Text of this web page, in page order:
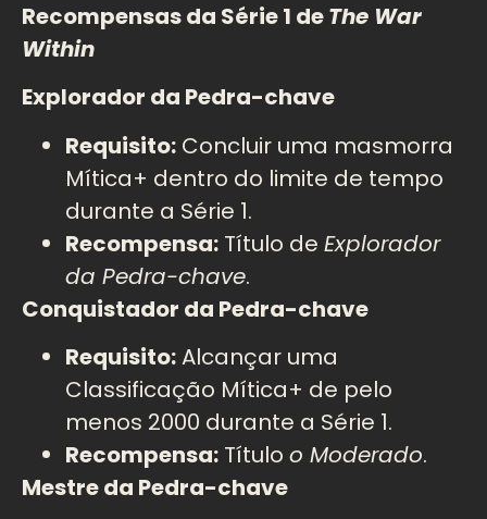
Recompensas da Série 1 deThe War
Within
Explorador da Pedra-chave
Requisito: Concluir uma masmorra
Mítica+ dentro do limite de tempo
durante a Série 1.
Recompensa: Título de Explorador
da Pedra-chave.
Conquistador da Pedra-chave
Requisito:Alcançar uma
Classificação Mítica+ de pelo
menos 2000 durante a Série 1.
Recompensa: Título o Moderado.
Mestre da Pedra-chave